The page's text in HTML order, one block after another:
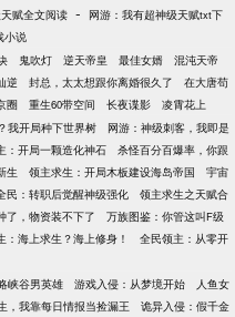
关闭，开始反馈修为到自身，
刚刚轮海境，他居然已经成为
个狠人啊！大帝，你腿上还缺
游戏中的一些boss和NPC进入现
界，居然有一尊大帝坐镇！ 传
，重生！
赋全文阅读 -
网游：我有超神级天赋txt下
小说
鬼吹灯 逆天帝皇 最佳女婿
混沌天帝
逆 封总，太太想跟你离婚很久了
在大唐苟
圈 重生60带空间 长夜谍影 凌霄花上
我开局种下世界树
网游：神级刺客，我即是
：开局一颗造化神石
杀怪百分百爆率，你跟
生 领主求生：开局木板建设海岛帝国
宇宙
民：转职后觉醒神级强化
领主求生之天赋合
了，物资装不下了
万族图鉴：你管这叫F级
：海上求生？海上修身！
全民领主：从零开
峡谷男英雄 游戏入侵：从梦境开始
人鱼女
，我靠每日情报当捡漏王
诡异入侵：假千金